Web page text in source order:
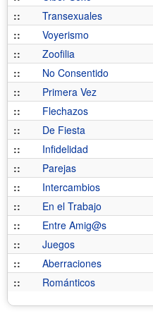
::
Transexuales
::
Voyerismo
::
Zoofilia
::
No Consentido
::
Primera Vez
::
Flechazos
::
De Fiesta
::
Infidelidad
::
Parejas
::
Intercambios
::
En el Trabajo
::
Entre Amig@s
::
Juegos
::
Aberraciones
::
Románticos